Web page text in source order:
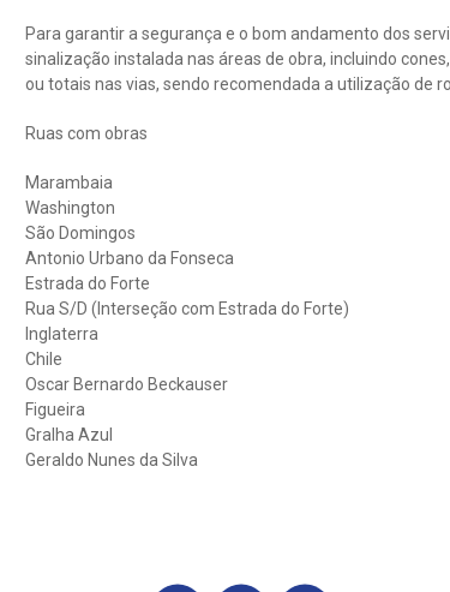
Para garantir a segurança e o bom andamento dos
sinalização instalada nas áreas de obra, incluindo
ou totais nas vias, sendo recomendada a utilização de
Ruas com obras
Marambaia
Washington
São Domingos
Antonio Urbano da Fonseca
Estrada do Forte
Rua S/D (Interseção com Estrada do Forte)
Inglaterra
Chile
Oscar Bernardo Beckauser
Figueira
Gralha Azul
Geraldo Nunes da Silva